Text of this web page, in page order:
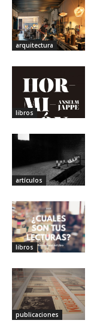
arquitectura
libros
artículos
libros
publicaciones